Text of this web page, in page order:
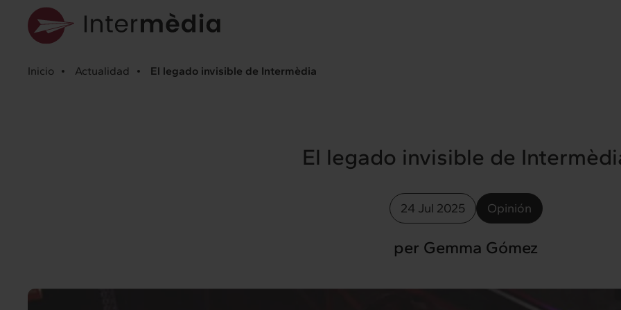
Inicio Actualidad El legado invisible de Intermèdia
El legado invisible de
24 Jul 2025 Opinión
per Gemma Gómez